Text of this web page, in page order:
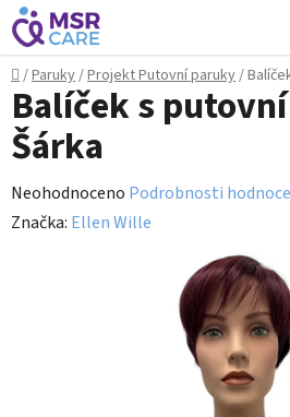
Přejít
na
obsah
Domů
/Paruky/Projekt Putovní paruky/
Balíček s
Šárka
Průměrné
hodnocení
Neohodnoceno Podrobnosti
Značka: Ellen Wille